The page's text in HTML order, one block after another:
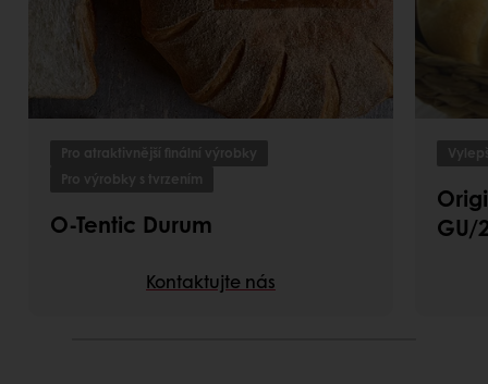
Pro atraktivnější finální výrobky
Pro výrobky s tvrzením
O-Tentic Durum
Kontaktujte nás
GU/